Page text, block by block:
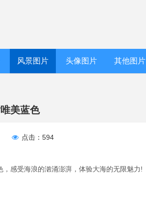
风景图片 头像图片 其他图片
美蓝色
点击：594
感受海浪的汹涌澎湃，体验大海的无限魅力!